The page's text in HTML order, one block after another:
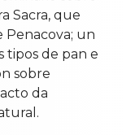
Sacra, que
Penacova; un
tipos de pan e
sobre
da